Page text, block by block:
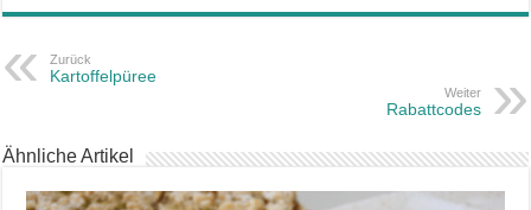
Zurück
Kartoffelpüree
Weiter
Rabattcodes
Ähnliche Artikel